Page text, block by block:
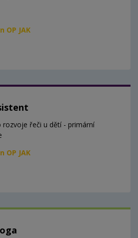
OP JAK
rozvoje řeči u dětí - primární
OP JAK